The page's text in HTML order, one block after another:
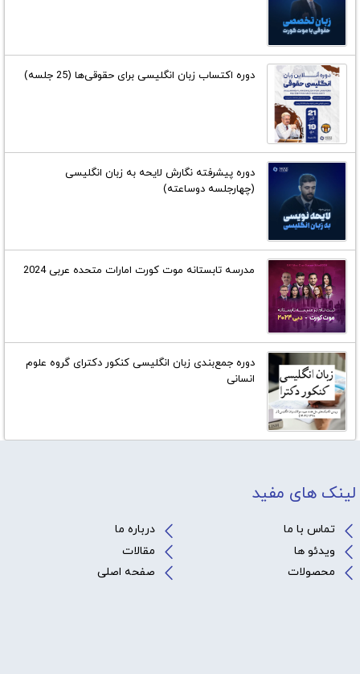
دوره اکتساب زبان انگلیسی برای حقوقی‌ها (25 جلسه)
دوره پیشرفته نگارش لایحه به زبان انگلیسی
(چهارجلسه دوساعته)
مدرسه تابستانه موت کورت امارات متحده عربی 2024
دوره جمع‌بندی زبان انگلیسی کنکور دکترای گروه علوم
انسانی
لینک های مفید
تماس با ما
درباره ما
ویدئو ها
مقالات
محصولات
صفحه اصلی